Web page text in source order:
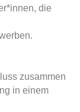
die
zusammen
in einem